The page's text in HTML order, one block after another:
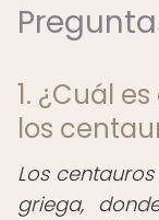
1. ¿Cuál
los
Los
griega,